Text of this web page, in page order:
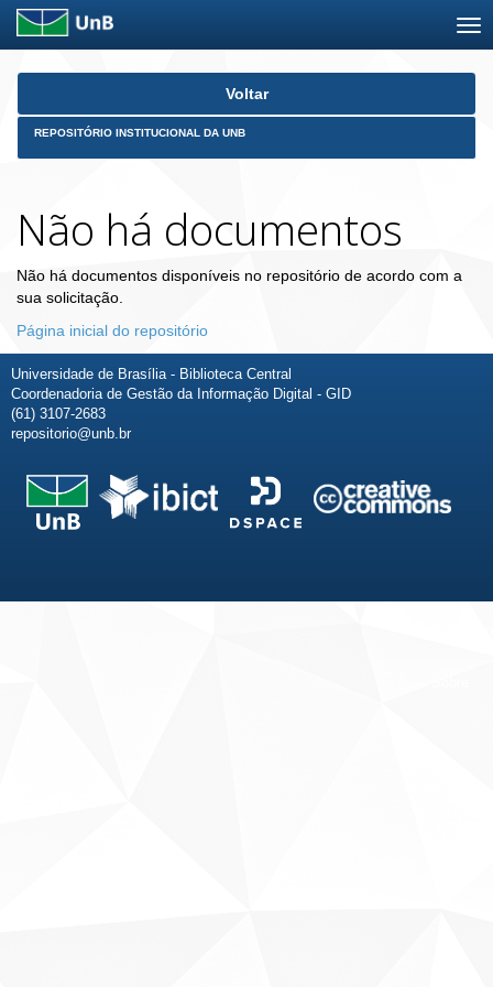
Skip
Voltar
REPOSITÓRIO INSTITUCIONAL DA UNB
Não há documentos
Não há documentos disponíveis no repositório de acordo com a
sua solicitação.
Página inicial do repositório
Universidade de Brasília - Biblioteca Central
Coordenadoria de Gestão da Informação Digital - GID
(61) 3107-2683
repositorio@unb.br